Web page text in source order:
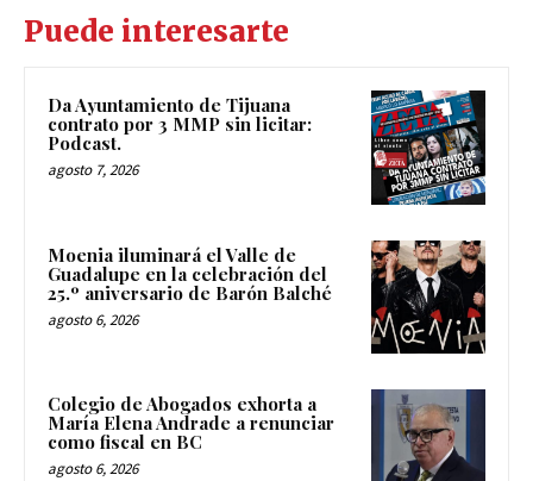
Puede interesarte
Da Ayuntamiento de Tijuana
contrato por 3 MMP sin licitar:
Podcast.
agosto 7, 2026
Moenia iluminará el Valle de
Guadalupe en la celebración del
25.º aniversario de Barón Balché
agosto 6, 2026
Colegio de Abogados exhorta a
María Elena Andrade a renunciar
como fiscal en BC
agosto 6, 2026